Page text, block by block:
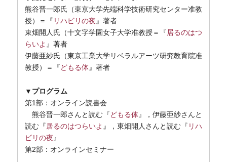
熊谷晋一郎氏（東京大学先端科学技術研究センター准教
授）＝『 リハビリの夜 』著者
東畑開人氏（十文字学園女子大学准教授＝『居るのはつ
らいよ 』著者
伊藤亜紗氏（東京工業大学リベラルアーツ研究教育院准
教授）＝『どもる体』著者
▼ プログラム
第1部：オンライン読書会
熊谷晋一郎さんと読む『どもる体』，伊藤亜紗さんと
読む『居るのはつらいよ 』，東畑開人さんと読む『 リハ
ビリの夜 』
第2部：オンラインセミナー